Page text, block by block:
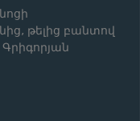
թելից բանտով